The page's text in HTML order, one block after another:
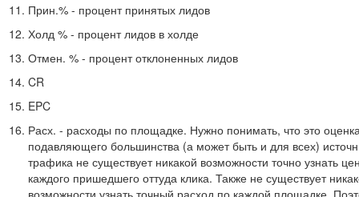
Прин.% - процент принятых лидов
Холд % - процент лидов в холде
Отмен. % - процент отклоненных лидов
CR
EPC
Расх. - расходы по площадке. Нужно понимать, что это
подавляющего большинства (а может быть и для всех)
трафика не существует никакой возможности точно узнать
каждого пришедшего оттуда клика. Также не существует
возможности узнать точный расход по каждой площадке.